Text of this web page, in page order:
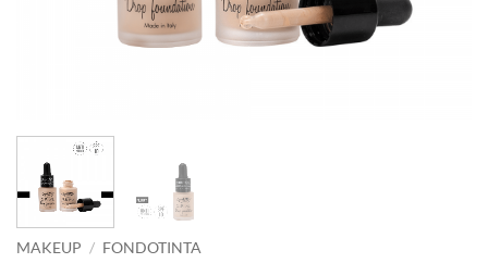
MAKEUP / FONDOTINTA